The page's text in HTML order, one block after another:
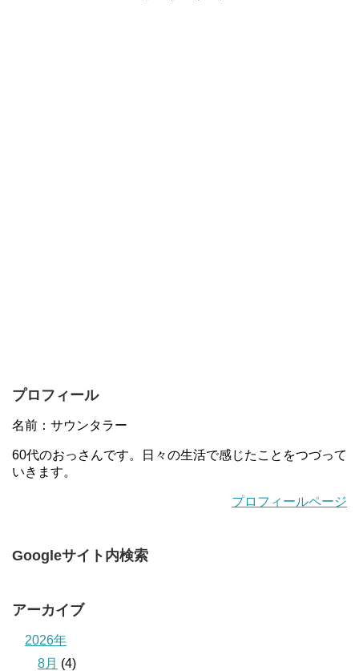
プロフィール
名前：サウンタラー
60代のおっさんです。日々の生活で感じたことをつづって
いきます。
プロフィールページ
Googleサイト内検索
アーカイブ
2026年
8月 (4)